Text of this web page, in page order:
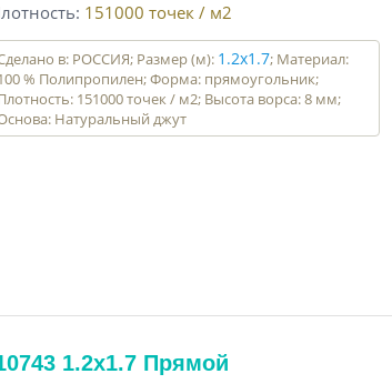
151000 точек / м2
в: РОССИЯ; Размер (м): 1.2x1.7; Материал:
% Полипропилен; Форма: прямоугольник;
151000 точек / м2; Высота ворса: 8 мм;
Натуральный джут
1.2x1.7 Прямой